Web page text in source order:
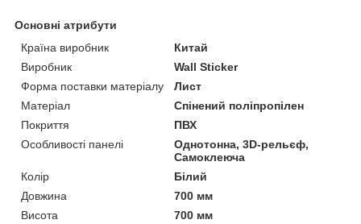
Основні атрибути
Країна виробник
Китай
Виробник
Wall Sticker
Форма поставки матеріалу
Лист
Матеріал
Спінений поліпропілен
Покриття
ПВХ
Особливості панелі
Однотонна, 3D-рельєф,
Самоклеюча
Колір
Білий
Довжина
700 мм
Висота
700 мм